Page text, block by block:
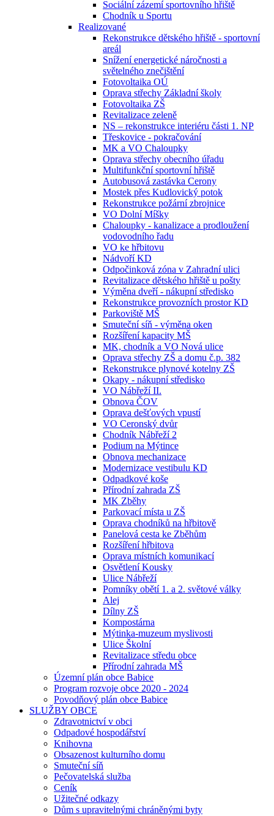
Sociální zázemí sportovního hřiště
Chodník u Sportu
Realizované
Rekonstrukce dětského hřiště - sportovní
areál
Snížení energetické náročnosti a
světelného znečištění
Fotovoltaika OÚ
Oprava střechy Základní školy
Fotovoltaika ZŠ
Revitalizace zeleně
NS – rekonstrukce interiéru části 1. NP
Třeskovice - pokračování
MK a VO Chaloupky
Oprava střechy obecního úřadu
Multifunkční sportovní hřiště
Autobusová zastávka Cerony
Mostek přes Kudlovický potok
Rekonstrukce požární zbrojnice
VO Dolní Míšky
Chaloupky - kanalizace a prodloužení
vodovodního řadu
VO ke hřbitovu
Nádvoří KD
Odpočinková zóna v Zahradní ulici
Revitalizace dětského hřiště u pošty
Výměna dveří - nákupní středisko
Rekonstrukce provozních prostor KD
Parkoviště MŠ
Smuteční síň - výměna oken
Rozšíření kapacity MŠ
MK, chodník a VO Nová ulice
Oprava střechy ZŠ a domu č.p. 382
Rekonstrukce plynové kotelny ZŠ
Okapy - nákupní středisko
VO Nábřeží II.
Obnova ČOV
Oprava dešťových vpustí
VO Ceronský dvůr
Chodník Nábřeží 2
Podium na Mýtince
Obnova mechanizace
Modernizace vestibulu KD
Odpadkové koše
Přírodní zahrada ZŠ
MK Zběhy
Parkovací místa u ZŠ
Oprava chodníků na hřbitově
Panelová cesta ke Zběhům
Rozšíření hřbitova
Oprava místních komunikací
Osvětlení Kousky
Ulice Nábřeží
Pomníky obětí 1. a 2. světové války
Alej
Dílny ZŠ
Kompostárna
Mýtinka-muzeum myslivosti
Ulice Školní
Revitalizace středu obce
Přírodní zahrada MŠ
Územní plán obce Babice
Program rozvoje obce 2020 - 2024
Povodňový plán obce Babice
SLUŽBY OBCE
Zdravotnictví v obci
Odpadové hospodářství
Knihovna
Obsazenost kulturního domu
Smuteční síň
Pečovatelská služba
Ceník
Užitečné odkazy
Dům s upravitelnými chráněnými byty